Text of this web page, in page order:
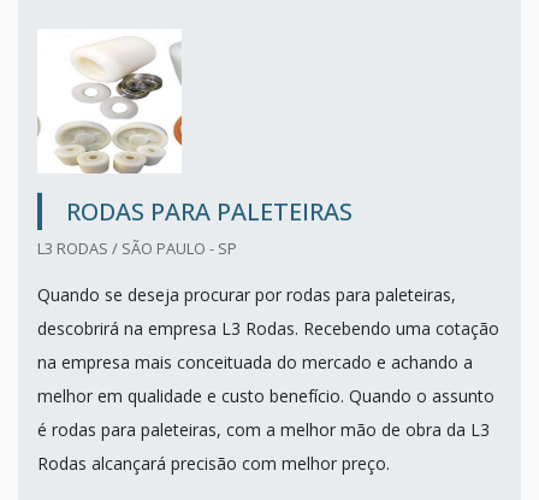
RODAS PARA PALETEIRAS
L3 RODAS / SÃO PAULO - SP
Quando se deseja procurar por rodas para paleteiras,
descobrirá na empresa L3 Rodas. Recebendo uma cotação
na empresa mais conceituada do mercado e achando a
melhor em qualidade e custo benefício. Quando o assunto
é rodas para paleteiras, com a melhor mão de obra da L3
Rodas alcançará precisão com melhor preço.